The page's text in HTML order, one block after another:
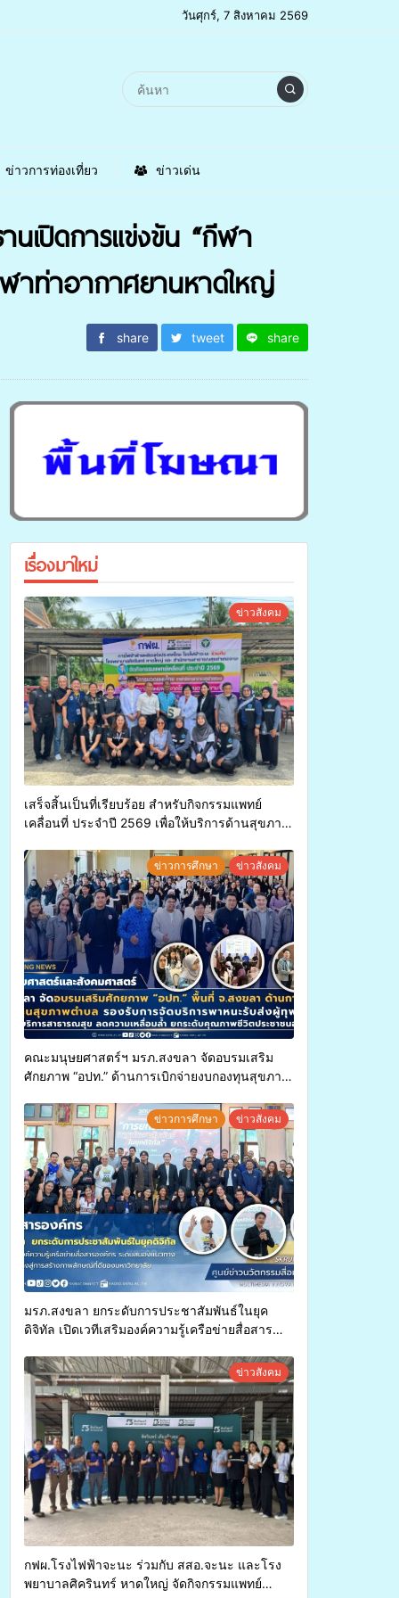
วันศุกร์, 7 สิงหาคม 2569
ข่าวการท่องเที่ยว ข่าวเด่น
เปิดการแข่งขัน “กีฬา
าท่าอากาศยานหาดใหญ่
share tweet share
เรื่องมาใหม่
ข่าวสังคม
เสร็จสิ้นเป็นที่เรียบร้อย สำหรับกิจกรรมแพทย์
เคลื่อนที่ ประจำปี 2569 เพื่อให้บริการด้านสุขภาพ
ข่าวการศึกษา ข่าวสังคม
คณะมนุษยศาสตร์ฯ มรภ.สงขลา จัดอบรมเสริม
ศักยภาพ “อปท.” ด้านการเบิกจ่ายงบกองทุนสุขภาพ
ทุพพลภาพเพื่อเข้ารับบริการสาธารณสุข ลดความ
เหลื่อมล้ำ ยกระดับคุณภาพชีวิตประชาชนอย่าง
ยั่งยืน
ข่าวการศึกษา ข่าวสังคม
มรภ.สงขลา ยกระดับการประชาสัมพันธ์ในยุค
ดิจิทัล เปิดเวทีเสริมองค์ความรู้เครือข่ายสื่อสาร
การสร้างภาพลักษณ์ที่ดีของมหาวิทยาลัยข่าวสังคม
กฟผ.โรงไฟฟ้าจะนะ ร่วมกับ สสอ.จะนะ และโรง
พยาบาลศิครินทร์ หาดใหญ่ จัดกิจกรรมแพทย์